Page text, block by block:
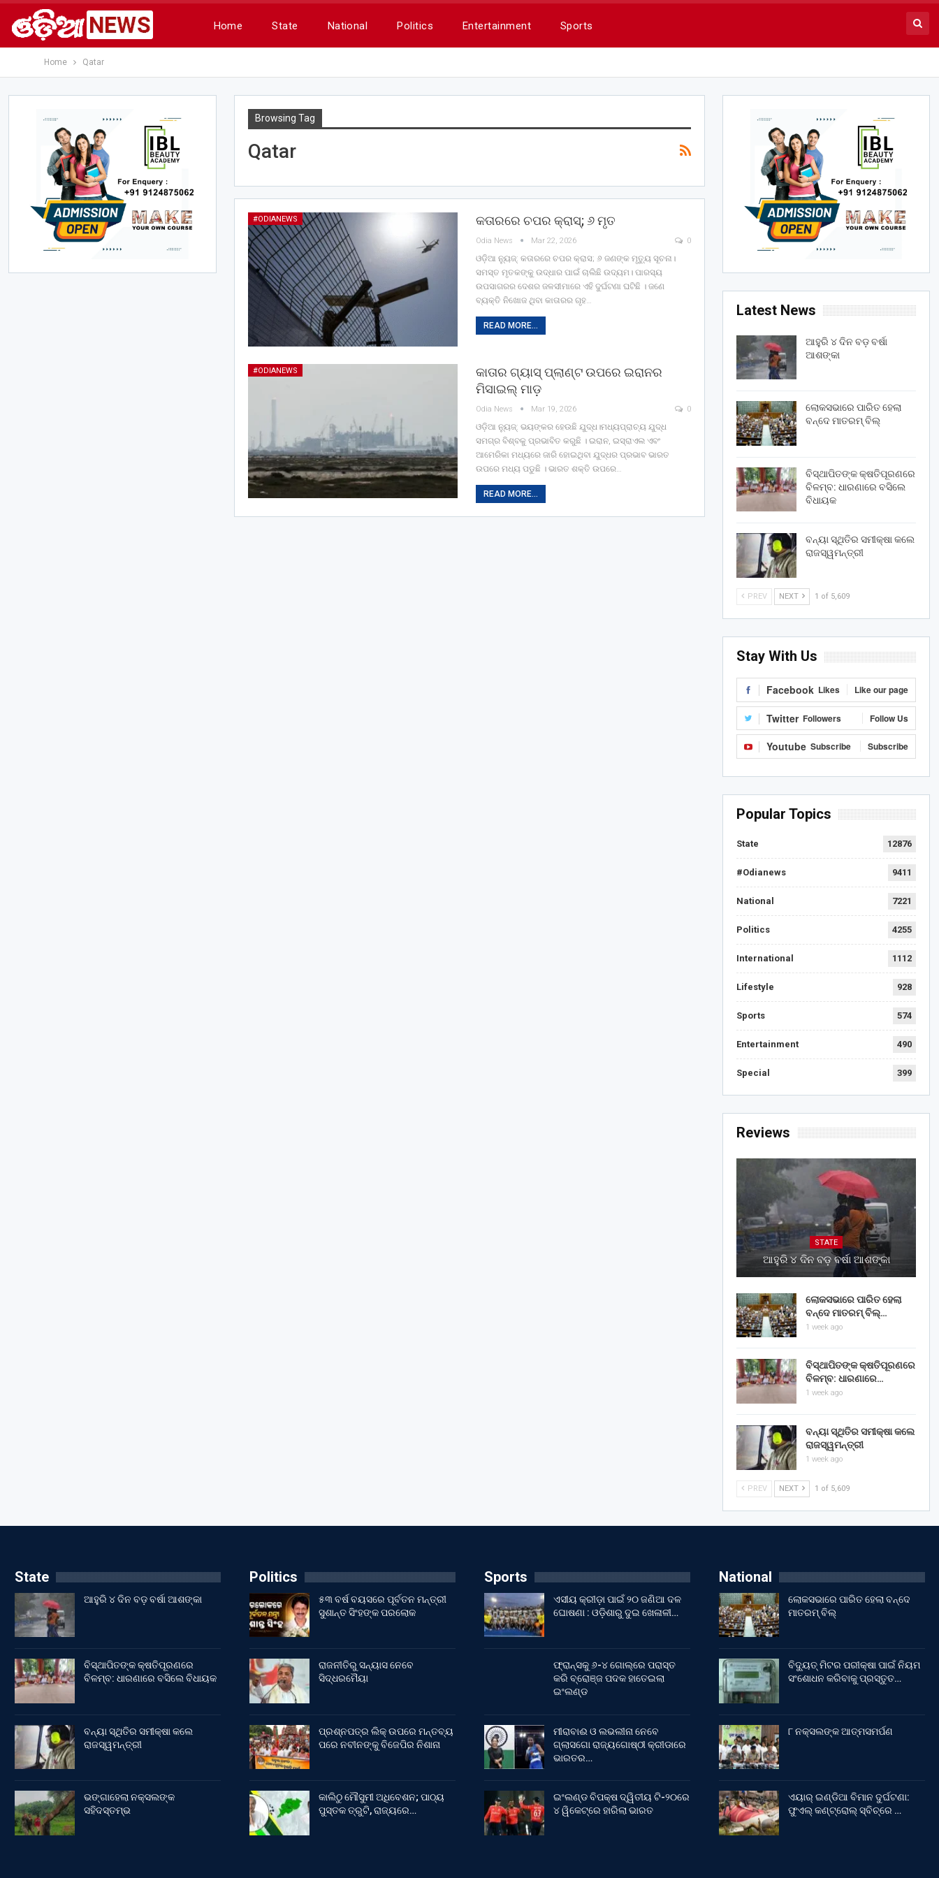
Home State National Politics Entertainment Sports
Home Qatar
Browsing Tag
Qatar
#ODIANEWS କତାରରେ ଚପର କ୍ରାସ୍‌; ୬ ମୃତ
Odia News Mar 22, 2026 0
ଓଡ଼ିଆ ନ୍ୟୁଜ୍: କତାରରେ ଚପର କ୍ରାସ; ୬ ଜଣଙ୍କ ମୃତ୍ୟୁ ସୂଚନା।
ସମସ୍ତ ମୃତକଙ୍କୁ ଉଦ୍ଧାର ପାଇଁ ଚାଲିଛି ଉଦ୍ୟମ। ପାରସ୍ୟ
ଉପସାଗରର ଦେଶର ଜଳସୀମାରେ ଏହି ଦୁର୍ଘଟଣା ଘଟିଛି । ଜଣେ
ବ୍ୟକ୍ତି ନିଖୋଜ ଥିବା କାତାରର ଗୃହ…
READ MORE...
#ODIANEWS
କାତାର ଗ୍ୟାସ୍ ପ୍ଲାଣ୍ଟ ଉପରେ ଇରାନର
ମିସାଇଲ୍ ମାଡ଼
Odia News Mar 19, 2026 0
ଓଡ଼ିଆ ନ୍ୟୁଜ୍: ଭୟଙ୍କର ହେଉଛି ଯୁଦ୍ଧ।ମଧ୍ୟପ୍ରାଚ୍ୟ ଯୁଦ୍ଧ
ସମଗ୍ର ବିଶ୍ବକୁ ପ୍ରଭାବିତ କରୁଛି । ଇରାନ, ଇସ୍ରାଏଲ ଏବଂ
ଆମେରିକା ମଧ୍ୟରେ ଜାରି ହୋଇଥିବା ଯୁଦ୍ଧର ପ୍ରଭାବ ଭାରତ
ଉପରେ ମଧ୍ୟ ପଡୁଛି । ଭାରତ ଶକ୍ତି ଉପରେ…
READ MORE...
Latest News
ଆହୁରି ୪ ଦିନ ବଡ଼ ବର୍ଷା
ଆଶଙ୍କା
ଲୋକସଭାରେ ପାରିତ ହେଲା
ବନ୍ଦେ ମାତରମ୍‌ ବିଲ୍‌
ବିସ୍ଥାପିତଙ୍କ କ୍ଷତିପୂରଣରେ
ବିଳମ୍ବ: ଧାରଣାରେ ବସିଲେ
ବିଧାୟକ
ବନ୍ୟା ସ୍ଥିତିର ସମୀକ୍ଷା କଲେ
ରାଜସ୍ୱମନ୍ତ୍ରୀ
PREV NEXT 1 of 5,609
Stay With Us
Facebook Likes Like our page
Twitter Followers Follow Us
Youtube Subscribe Subscribe
Popular Topics
State 12876
#Odianews 9411
National 7221
Politics 4255
International 1112
Lifestyle 928
Sports 574
Entertainment 490
Special 399
Reviews
STATE
ଆହୁରି ୪ ଦିନ ବଡ଼ ବର୍ଷା ଆଶଙ୍କା
ଲୋକସଭାରେ ପାରିତ ହେଲା
ବନ୍ଦେ ମାତରମ୍‌ ବିଲ୍‌…
1 week ago
ବିସ୍ଥାପିତଙ୍କ କ୍ଷତିପୂରଣରେ
ବିଳମ୍ବ: ଧାରଣାରେ…
1 week ago
ବନ୍ୟା ସ୍ଥିତିର ସମୀକ୍ଷା କଲେ
ରାଜସ୍ୱମନ୍ତ୍ରୀ
1 week ago
PREV NEXT 1 of 5,609
State
ଆହୁରି ୪ ଦିନ ବଡ଼ ବର୍ଷା ଆଶଙ୍କା
ବିସ୍ଥାପିତଙ୍କ କ୍ଷତିପୂରଣରେ
ବିଳମ୍ବ: ଧାରଣାରେ ବସିଲେ ବିଧାୟକ
ବନ୍ୟା ସ୍ଥିତିର ସମୀକ୍ଷା କଲେ
ରାଜସ୍ୱମନ୍ତ୍ରୀ
ଭଙ୍ଗାହେଲା ନକ୍ସଲଙ୍କ
ସହିଦସ୍ତମ୍ଭ
Politics
୫୩ ବର୍ଷ ବୟସରେ ପୂର୍ବତନ ମନ୍ତ୍ରୀ
ସୁଶାନ୍ତ ସିଂହଙ୍କ ପରଲୋକ
ରାଜନୀତିରୁ ସନ୍ୟାସ ନେବେ
ସିଦ୍ଧରମୈୟା
ପ୍ରଶ୍ନପତ୍ର ଲିକ୍ ଉପରେ ମନ୍ତବ୍ୟ
ପରେ ନବୀନଙ୍କୁ ବିଜେପିର ନିଶାନା
କାଲିଠୁ ମୌସୁମୀ ଅଧିବେଶନ; ପାଠ୍ୟ
ପୁସ୍ତକ ତ୍ରୁଟି, ରାଜ୍ୟରେ…
Sports
ଏସୀୟ କ୍ରୀଡ଼ା ପାଇଁ ୨୦ ଜଣିଆ ଦଳ
ଘୋଷଣା : ଓଡ଼ିଶାରୁ ଦୁଇ ଖେଳାଳୀ…
ଫ୍ରାନ୍ସକୁ ୬-୪ ଗୋଲ୍‌ରେ ପରାସ୍ତ
କରି ବ୍ରୋଞ୍ଜ ପଦକ ହାତେଇଲା
ଇଂଲଣ୍ଡ
ମୀରାବାଈ ଓ ଲଭଲୀନା ନେବେ
ଗ୍ଲାସଗୋ ରାଜ୍ୟଗୋଷ୍ଠୀ କ୍ରୀଡାରେ
ଭାରତର…
ଇଂଲଣ୍ଡ ବିପକ୍ଷ ଦ୍ୱିତୀୟ ଟି-୨୦ରେ
୪ ୱିକେଟ୍‌ରେ ହାରିଲା ଭାରତ
National
ଲୋକସଭାରେ ପାରିତ ହେଲା ବନ୍ଦେ
ମାତରମ୍‌ ବିଲ୍‌
ବିଦ୍ୟୁତ୍ ମିଟର ପରୀକ୍ଷା ପାଇଁ ନିୟମ
ସଂଶୋଧନ କରିବାକୁ ପ୍ରସ୍ତୁତ…
୮ ନକ୍ସଲଙ୍କ ଆତ୍ମସମର୍ପଣ
ଏୟାର୍ ଇଣ୍ଡିଆ ବିମାନ ଦୁର୍ଘଟଣା:
ଫୁଏଲ୍‌ କଣ୍ଟ୍ରୋଲ୍‌ ସ୍ବିଚ୍‌ରେ …